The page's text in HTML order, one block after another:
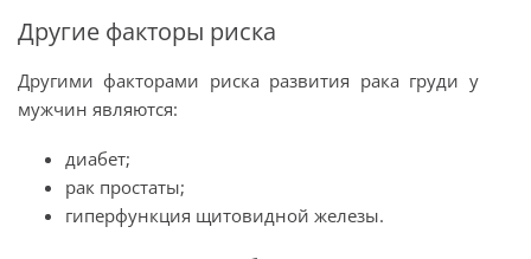
Другие факторы риска
Другими факторами риска развития рака груди у
мужчин являются:
диабет;
рак простаты;
гиперфункция щитовидной железы.